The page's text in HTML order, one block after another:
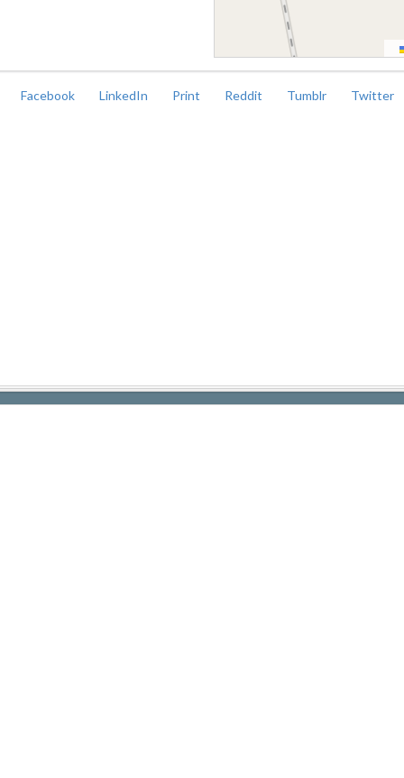
Facebook LinkedIn Print Reddit Tumblr Twitter